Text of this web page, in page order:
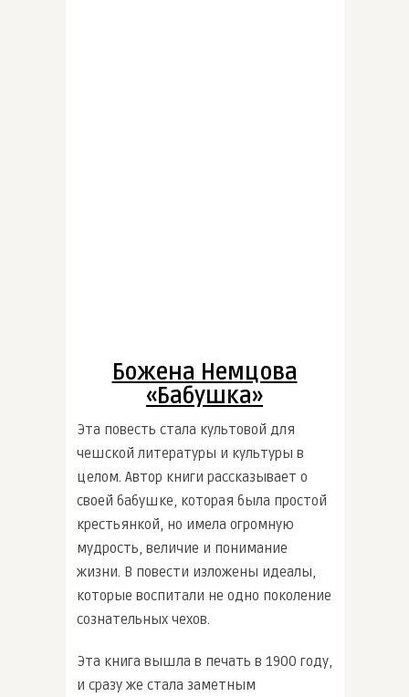
Божена Немцова
«Бабушка»
Эта повесть стала культовой для
чешской литературы и культуры в
целом. Автор книги рассказывает о
своей бабушке, которая была простой
крестьянкой, но имела огромную
мудрость, величие и понимание
жизни. В повести изложены идеалы,
которые воспитали не одно поколение
сознательных чехов.
Эта книга вышла в печать в 1900 году,
и сразу же стала заметным